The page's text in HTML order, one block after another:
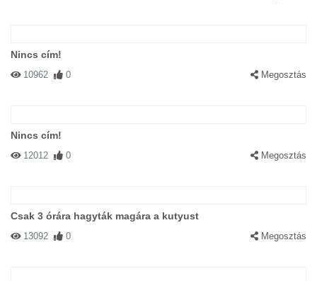
Nincs cím!
10962 0 Megosztás
Nincs cím!
12012 0 Megosztás
Csak 3 órára hagyták magára a kutyust
13092 0 Megosztás